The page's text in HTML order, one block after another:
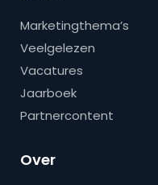
Marketingthema’s
Veelgelezen
Vacatures
Jaarboek
Partnercontent
Over